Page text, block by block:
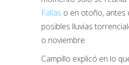
Fallas o en otoño, antes
posibles lluvias
o noviembre.
Campillo explicó en lo